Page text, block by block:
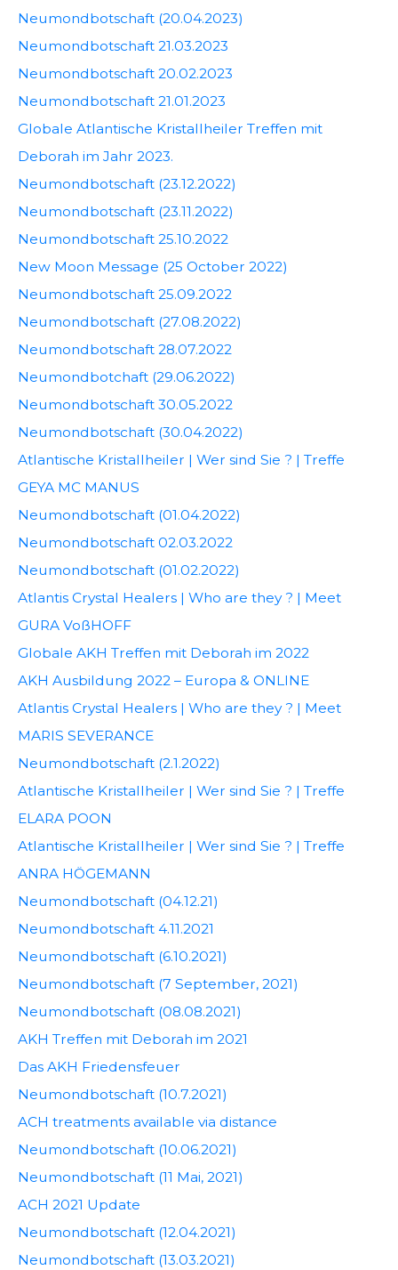
Neumondbotschaft (20.04.2023)
Neumondbotschaft 21.03.2023
Neumondbotschaft 20.02.2023
Neumondbotschaft 21.01.2023
Globale Atlantische Kristallheiler Treffen mit
Deborah im Jahr 2023.
Neumondbotschaft (23.12.2022)
Neumondbotschaft (23.11.2022)
Neumondbotschaft 25.10.2022
New Moon Message (25 October 2022)
Neumondbotschaft 25.09.2022
Neumondbotschaft (27.08.2022)
Neumondbotschaft 28.07.2022
Neumondbotchaft (29.06.2022)
Neumondbotschaft 30.05.2022
Neumondbotschaft (30.04.2022)
Atlantische Kristallheiler | Wer sind Sie ? | Treffe
GEYA MC MANUS
Neumondbotschaft (01.04.2022)
Neumondbotschaft 02.03.2022
Neumondbotschaft (01.02.2022)
Atlantis Crystal Healers | Who are they ? | Meet
GURA VoßHOFF
Globale AKH Treffen mit Deborah im 2022
AKH Ausbildung 2022 – Europa & ONLINE
Atlantis Crystal Healers | Who are they ? | Meet
MARIS SEVERANCE
Neumondbotschaft (2.1.2022)
Atlantische Kristallheiler | Wer sind Sie ? | Treffe
ELARA POON
Atlantische Kristallheiler | Wer sind Sie ? | Treffe
ANRA HÖGEMANN
Neumondbotschaft (04.12.21)
Neumondbotschaft 4.11.2021
Neumondbotschaft (6.10.2021)
Neumondbotschaft (7 September, 2021)
Neumondbotschaft (08.08.2021)
AKH Treffen mit Deborah im 2021
Das AKH Friedensfeuer
Neumondbotschaft (10.7.2021)
ACH treatments available via distance
Neumondbotschaft (10.06.2021)
Neumondbotschaft (11 Mai, 2021)
ACH 2021 Update
Neumondbotschaft (12.04.2021)
Neumondbotschaft (13.03.2021)